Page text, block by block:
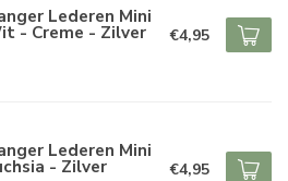
Lederen Mini
- Creme - Zilver €4,95
Lederen Mini
- Zilver €4,95